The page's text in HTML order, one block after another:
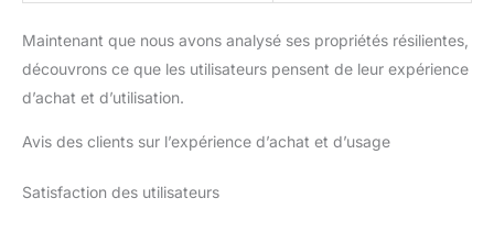
Maintenant que nous avons analysé ses propriétés résilientes,
découvrons ce que les utilisateurs pensent de leur expérience
d’achat et d’utilisation.
Avis des clients sur l’expérience d’achat et d’usage
Satisfaction des utilisateurs